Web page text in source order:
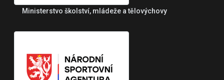
Ministerstvo školství, mládeže a tělovýchovy